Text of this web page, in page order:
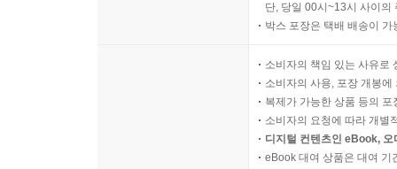
단, 당일 00시~13시 사이의
박스 포장은 택배 배송이
소비자의 책임 있는 사유로
소비자의 사용, 포장 개봉
복제가 가능한 상품 등의
소비자의 요청에 따라 개별
디지털 컨텐츠인 eBook,
eBook 대여 상품은 대여 기